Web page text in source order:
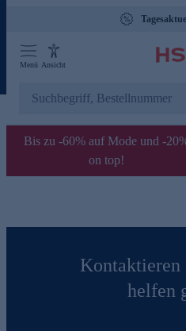
Menü Ansicht
Bis zu -60% auf Mode und -
on top!
Kontaktieren
helfen